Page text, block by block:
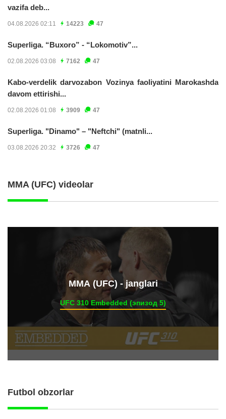
vazifa deb...
04.08.2026 02:11 14223 47
Superliga. “Buxoro” - “Lokomotiv”...
02.08.2026 03:08 7162 47
Kabo-verdelik darvozabon Vozinya faoliyatini Marokashda
davom ettirishi...
02.08.2026 01:08 3909 47
Superliga. "Dinamo" – "Neftchi" (matnli...
03.08.2026 20:32 3726 47
MMA (UFC) videolar
ММА (UFC) - janglari
UFC 310 Embedded (эпизод 5)
Futbol obzorlar